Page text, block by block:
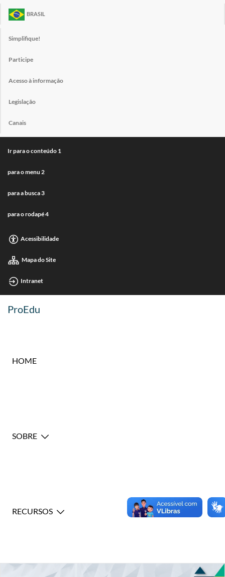
BRASIL
Simplifique!
Participe
Acesso à informação
Legislação
Canais
Ir para o conteúdo 1
para o menu 2
para a busca3
para o rodapé4
Acessibilidade
Mapa do Site
Intranet
ProEdu
HOME
SOBRE
RECURSOS